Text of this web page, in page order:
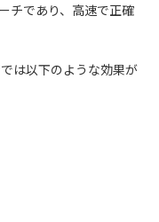
チであり、高速で正確
は以下のような効果が